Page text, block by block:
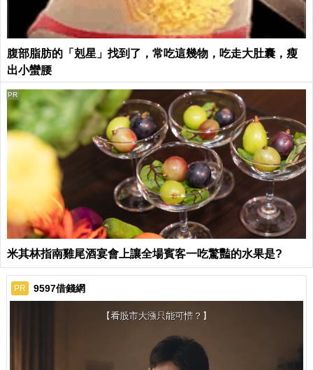
腹部脂肪的「剋星」找到了，常吃這幾物，吃走大肚囊，瘦
出小蠻腰
米其林指南雞尾酒宴會上讓全場賓客一吃驚豔的水果是?
PR
PR 9597借錢網